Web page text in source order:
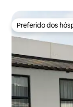
Preferido dos
Preferido dos